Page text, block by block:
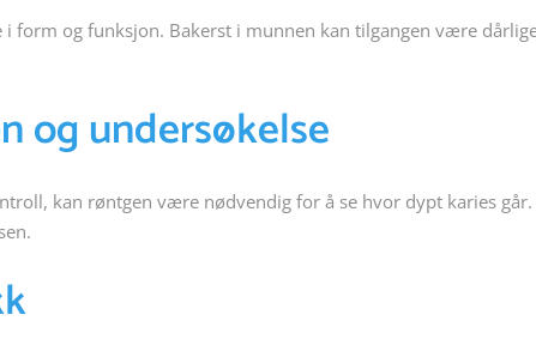
form og funksjon. Bakerst i munnen kan tilgangen være
og undersøkelse
kan røntgen være nødvendig for å se hvor dypt karies går.